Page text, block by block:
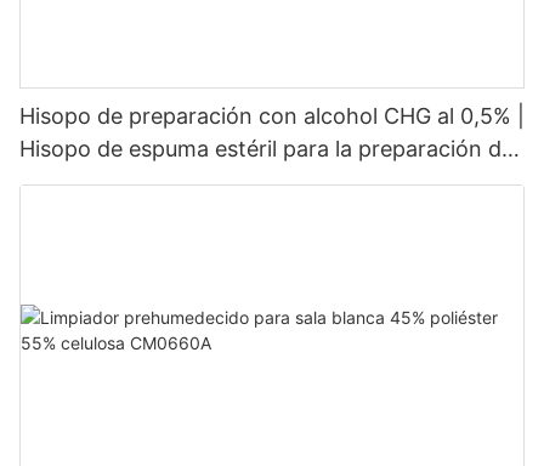
Hisopo de preparación con alcohol CHG al 0,5% |
Hisopo de espuma estéril para la preparación de
la piel